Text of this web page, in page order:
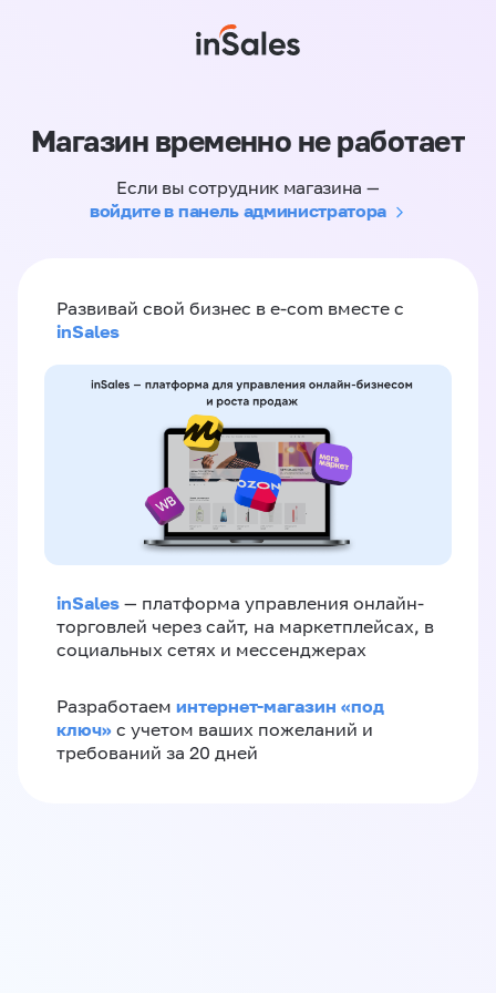
Магазин временно не работает
Если вы сотрудник магазина —
войдите в панель администратора
Развивай свой бизнес в e-com вместе с
inSales
inSales — платформа управления онлайн-
торговлей через сайт, на маркетплейсах, в
социальных сетях и мессенджерах
Разработаем интернет-магазин «‎под
ключ»‎ с учетом ваших пожеланий и
требований за 20 дней